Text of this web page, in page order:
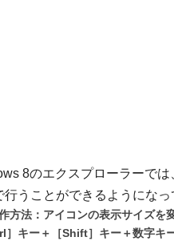
8のエクスプローラーで
行うことができるようになっ
方法：アイコンの表示サイズを
］キー＋［Shift］キー＋数字キ